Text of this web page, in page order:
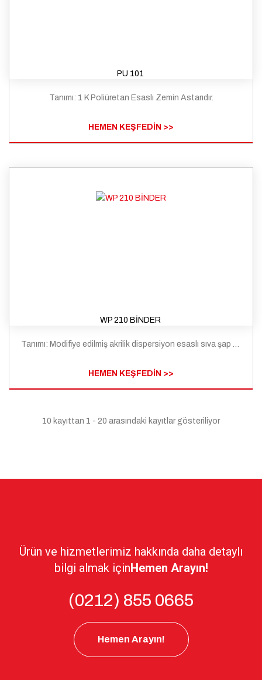
PU 101
Tanımı: 1 K Poliüretan Esaslı Zemin Astarıdır.
HEMEN KEŞFEDİN >>
WP 210 BİNDER
Tanımı: Modifiye edilmiş akrilik dispersiyon esaslı sıva şap ve harçlarda aderans ve su geçirimsizlik için kullanılan sıvı katkı malzemesidir.
HEMEN KEŞFEDİN >>
10 kayıttan 1 - 20 arasındaki kayıtlar gösteriliyor
Ürün ve hizmetlerimiz hakkında daha detaylı
bilgi almak içinHemen Arayın!
(0212) 855 0665
Hemen Arayın!